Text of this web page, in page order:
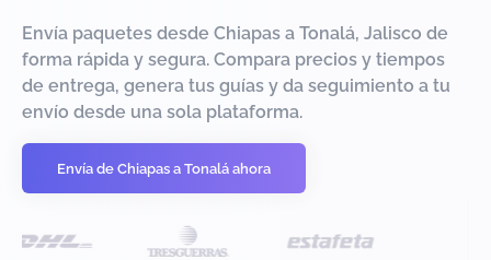
Envía paquetes desde Chiapas a Tonalá, Jalisco de
forma rápida y segura. Compara precios y tiempos
de entrega, genera tus guías y da seguimiento a tu
envío desde una sola plataforma.
Envía de Chiapas a Tonalá ahora